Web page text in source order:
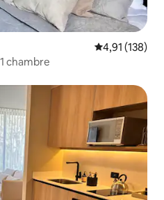
Évaluation
4,91 (138)
chambre